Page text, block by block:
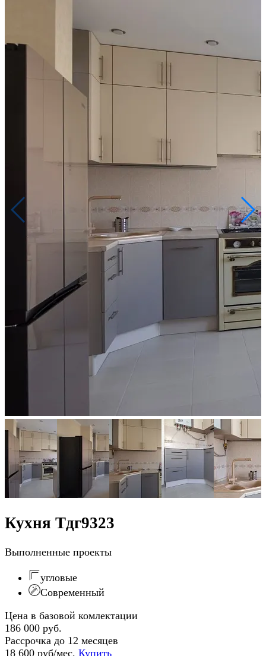
Кухня Тдг9323
Выполненные проекты
угловые
Современный
Цена в базовой комлектации
186 000 руб.
Рассрочка до 12 месяцев
18 600 руб/мес. Купить